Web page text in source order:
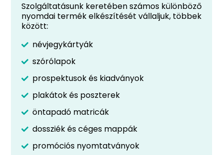
Szolgáltatásunk keretében számos különböző
nyomdai termék elkészítését vállaljuk, többek
között:
névjegykártyák
szórólapok
prospektusok és kiadványok
plakátok és poszterek
öntapadó matricák
dossziék és céges mappák
promóciós nyomtatványok